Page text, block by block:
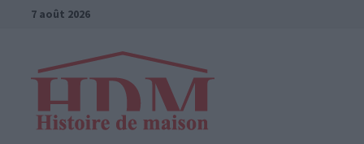
Passer7 août 2026